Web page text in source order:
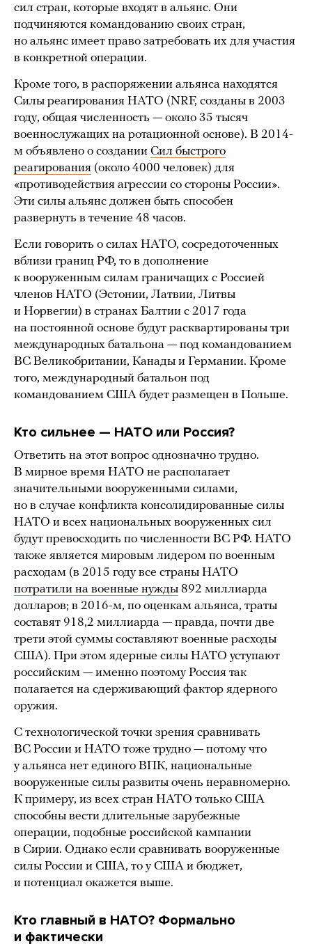
сил стран, которые входят в альянс. Они
подчиняются командованию своих стран,
но альянс имеет право затребовать их для участия
в конкретной операции.
Кроме того, в распоряжении альянса находятся
Силы реагирования НАТО (NRF, созданы в 2003
году, общая численность — около 35 тысяч
военнослужащих на ротационной основе). В 2014-
м объявлено о создании Сил быстрого
реагирования (около 4000 человек) для
«противодействия агрессии со стороны России».
Эти силы альянс должен быть способен
развернуть в течение 48 часов.
Если говорить о силах НАТО, сосредоточенных
вблизи границ РФ, то в дополнение
к вооруженным силам граничащих с Россией
членов НАТО (Эстонии, Латвии, Литвы
и Норвегии) в странах Балтии с 2017 года
на постоянной основе будут расквартированы три
международных батальона — под командованием
ВС Великобритании, Канады и Германии. Кроме
того, международный батальон под
командованием США будет размещен в Польше.
Кто сильнее — НАТО или Россия?
Ответить на этот вопрос однозначно трудно.
В мирное время НАТО не располагает
значительными вооруженными силами,
но в случае конфликта консолидированные силы
НАТО и всех национальных вооруженных сил
будут превосходить по численности ВС РФ. НАТО
также является мировым лидером по военным
расходам (в 2015 году все страны НАТО
потратили на военные нужды 892 миллиарда
долларов; в 2016-м, по оценкам альянса, траты
составят 918,2 миллиарда — правда, почти две
трети этой суммы составляют военные расходы
США). При этом ядерные силы НАТО уступают
российским — именно поэтому Россия так
полагается на сдерживающий фактор ядерного
оружия.
С технологической точки зрения сравнивать
ВС России и НАТО тоже трудно — потому что
у альянса нет единого ВПК, национальные
вооруженные силы развиты очень неравномерно.
К примеру, из всех стран НАТО только США
способны вести длительные зарубежные
операции, подобные российской кампании
в Сирии. Однако если сравнивать вооруженные
силы России и США, то у США и бюджет,
и потенциал окажется выше.
Кто главный в НАТО? Формально
и фактически